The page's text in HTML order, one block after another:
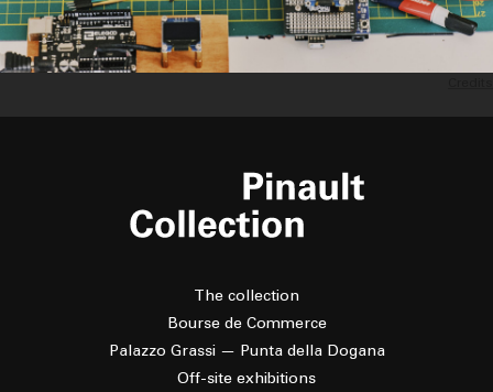
The collection
Bourse de Commerce
Palazzo Grassi — Punta della Dogana
Off-site exhibitions